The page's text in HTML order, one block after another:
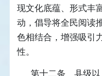
现文化底蕴、形式丰
动，倡导将全民阅读
色相结合，增强吸引
性。
第十二条 县级以